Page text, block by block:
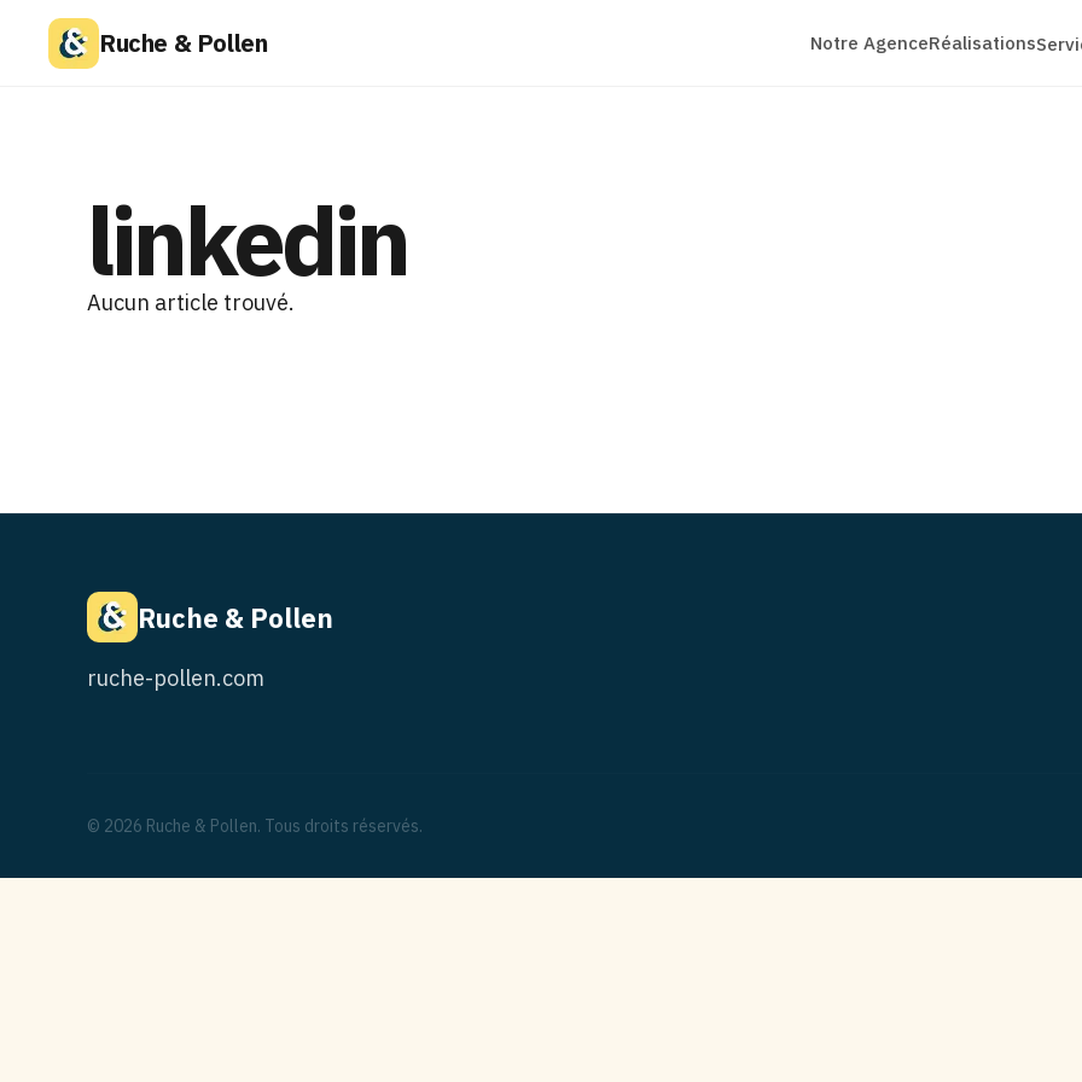
Ruche & Pollen Notre AgenceRéalisations
linkedin
Aucun article trouvé.
Ruche & Pollen
ruche-pollen.com
© 2026 Ruche & Pollen. Tous droits réservés.